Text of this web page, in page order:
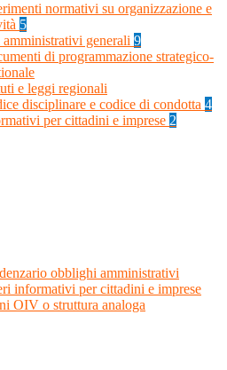
normativi su organizzazione e
5
generali 9
di programmazione strategico-
e leggi regionali
disciplinare e codice di condotta 4
per cittadini e imprese 2
obblighi amministrativi
informativi per cittadini e imprese
OIV o struttura analoga